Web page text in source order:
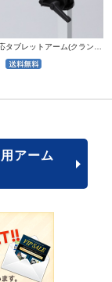
アーム